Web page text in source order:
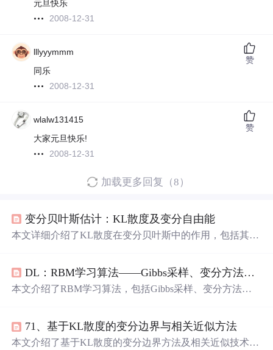
元旦快乐
2008-12-31
lllyyymmm
同乐
2008-12-31
赞
wlalw131415
大家元旦快乐!
2008-12-31
赞
加载更多回复（8）
变分贝叶斯估计：KL散度及变分自由能
本文详细介绍了KL散度在变分贝叶斯中的作用，包括其定
与最大化证据下界的关联，强调了在优化过程中的策略和
目标。,
DL：RBM学习算法——Gibbs采样、变分方法、对比散度、模拟退火
本文介绍了RBM学习算法，包括Gibbs采样、变分方法、
理问题，对比散度简化了RBM学习过程，而模拟退火算法
则是一种通用的优化策略，用于避免局部最优。
71、基于KL散度的变分边界与相关近似方法
本文介绍了基于KL散度的变分边界方法及相关近似技术，